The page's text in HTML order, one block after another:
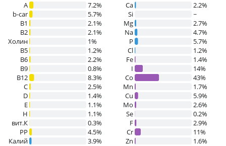
A
7.2%
b-car
5.7%
В1
2.1%
B2
2.1%
Холин
1%
B5
1.2%
B6
2.2%
B9
0.8%
B12
8.3%
C
2.5%
D
1.4%
E
1.1%
H
1.1%
вит.К
0.3%
PP
4.5%
Калий
3.9%
Ca
2.2%
Si
~
Mg
2.7%
Na
4.7%
P
5.7%
Cl
1.2%
Fe
1.4%
I
14%
Co
43%
Mn
1.7%
Cu
5.9%
Mo
2.6%
Se
0.2%
F
2.9%
Cr
11%
Zn
1.6%